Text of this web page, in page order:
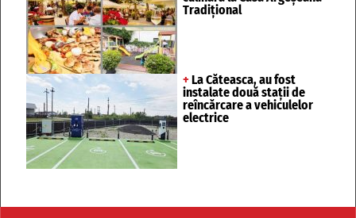
Tradițional
+ La Căteasca, au fost
instalate două stații de
reîncărcare a vehiculelor
electrice